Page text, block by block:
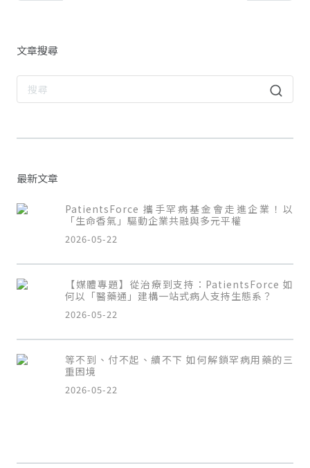
文章搜尋
最新文章
PatientsForce 攜手罕病基金會走進企業！以
「生命香氣」驅動企業共融與多元平權
2026-05-22
【媒體專題】從治療到支持：PatientsForce 如
何以「醫藥通」建構一站式病人支持生態系？
2026-05-22
等不到、付不起、續不下 如何解鎖罕病用藥的三
重困境
2026-05-22